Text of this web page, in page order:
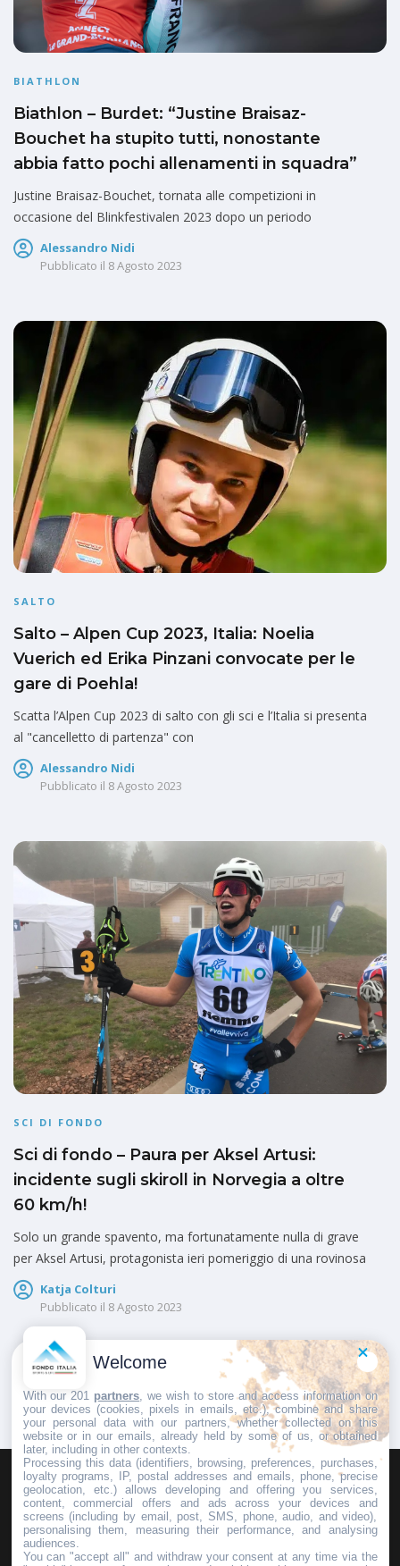
BIATHLON
Biathlon – Burdet: “Justine Braisaz-
Bouchet ha stupito tutti, nonostante
abbia fatto pochi allenamenti in squadra”
Justine Braisaz-Bouchet, tornata alle competizioni in
occasione del Blinkfestivalen 2023 dopo un periodo
Alessandro Nidi
Pubblicato il 8 Agosto 2023
SALTO
Salto – Alpen Cup 2023, Italia: Noelia
Vuerich ed Erika Pinzani convocate per le
gare di Poehla!
Scatta l’Alpen Cup 2023 di salto con gli sci e l’Italia si presenta
al "cancelletto di partenza" con
Alessandro Nidi
Pubblicato il 8 Agosto 2023
SCI DI FONDO
Sci di fondo – Paura per Aksel Artusi:
incidente sugli skiroll in Norvegia a oltre
60 km/h!
Solo un grande spavento, ma fortunatamente nulla di grave
per Aksel Artusi, protagonista ieri pomeriggio di una rovinosa
Katja Colturi
Pubblicato il 8 Agosto 2023
HOMEPAGEREDAZIONEINVIA UN COMUNICATO STAMPA
PUBBLICITÀSCRIVI AL DIRETTORE
Welcome
With our 201 partners , we wish to store and access information on
your devices (cookies, pixels in emails, etc.), combine and share
your personal data with our partners, whether collected on this
website or in our emails, already held by some of us, or obtained
later, including in other contexts.
Processing this data (identifiers, browsing, preferences, purchases,
loyalty programs, IP, postal addresses and emails, phone, precise
geolocation, etc.) allows developing and offering you services,
content, commercial offers and ads across your devices and
screens (including by email, post, SMS, phone, audio, and video),
personalising them, measuring their performance, and analysing
audiences.
You can "accept all" and withdraw your consent at any time via the